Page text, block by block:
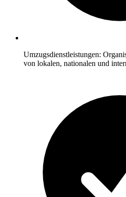
Umzugsdienstleistungen:
von lokalen, nationalen und